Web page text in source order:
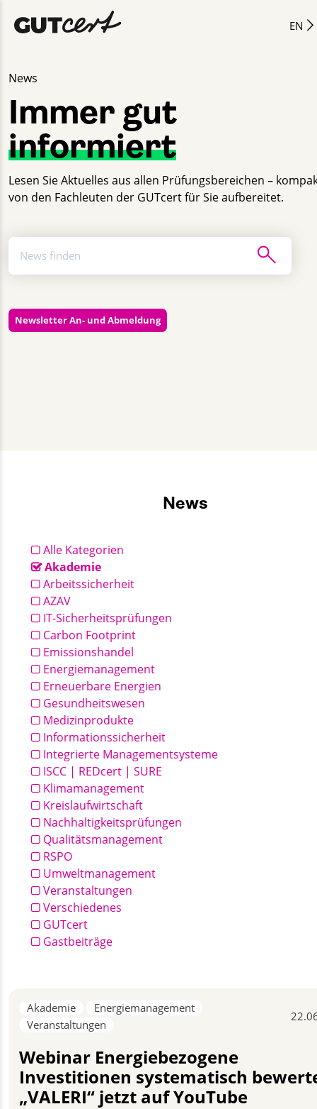
EN
News
Immer gut
informiert
Lesen Sie Aktuelles aus allen Prüfungsbereichen –
von den Fachleuten der GUTcert für Sie aufbereitet.
Newsletter An- und Abmeldung
News
Alle Kategorien
Akademie
Arbeitssicherheit
AZAV
IT-Sicherheitsprüfungen
Carbon Footprint
Emissionshandel
Energiemanagement
Erneuerbare Energien
Gesundheitswesen
Medizinprodukte
Informationssicherheit
Integrierte Managementsysteme
ISCC | REDcert | SURE
Klimamanagement
Kreislaufwirtschaft
Nachhaltigkeitsprüfungen
Qualitätsmanagement
RSPO
Umweltmanagement
Veranstaltungen
Verschiedenes
GUTcert
Gastbeiträge
Akademie
Energiemanagement
Veranstaltungen
Webinar Energiebezogene
Investitionen systematisch
„VALERI“ jetzt auf YouTube